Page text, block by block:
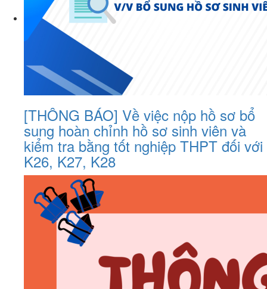
[THÔNG BÁO] Về việc nộp hồ sơ bổ
sung hoàn chỉnh hồ sơ sinh viên và
kiểm tra bằng tốt nghiệp THPT đối với
K26, K27, K28